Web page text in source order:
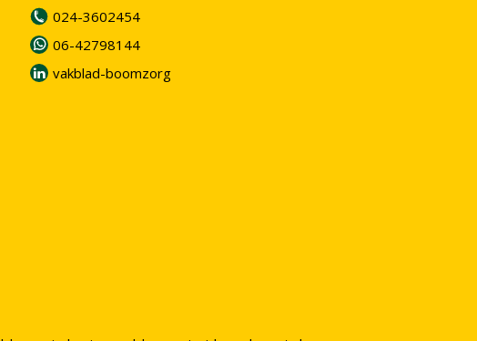
024-3602454
06-42798144
vakblad-boomzorg